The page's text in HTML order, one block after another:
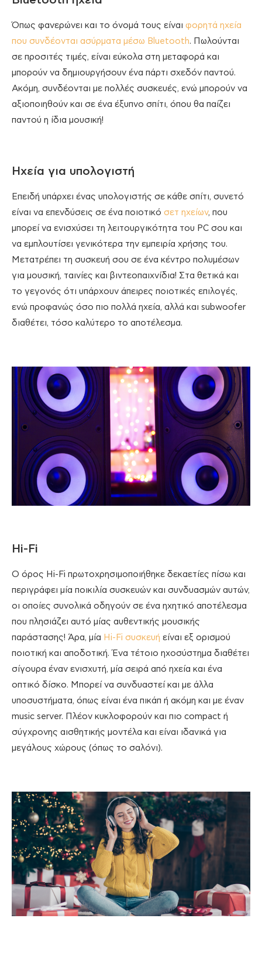
Όπως φανερώνει και το όνομά τους είναι φορητά ηχεία
που συνδέονται ασύρματα μέσω Bluetooth. Πωλούνται
σε προσιτές τιμές, είναι εύκολα στη μεταφορά και
μπορούν να δημιουργήσουν ένα πάρτι σχεδόν παντού.
Ακόμη, συνδέονται με πολλές συσκευές, ενώ μπορούν να
αξιοποιηθούν και σε ένα έξυπνο σπίτι, όπου θα παίζει
παντού η ίδια μουσική!
Ηχεία για υπολογιστή
Επειδή υπάρχει ένας υπολογιστής σε κάθε σπίτι, συνετό
είναι να επενδύσεις σε ένα ποιοτικό σετ ηχείων, που
μπορεί να ενισχύσει τη λειτουργικότητα του PC σου και
να εμπλουτίσει γενικότερα την εμπειρία χρήσης του.
Μετατρέπει τη συσκευή σου σε ένα κέντρο πολυμέσων
για μουσική, ταινίες και βιντεοπαιχνίδια! Στα θετικά και
το γεγονός ότι υπάρχουν άπειρες ποιοτικές επιλογές,
ενώ προφανώς όσο πιο πολλά ηχεία, αλλά και subwoofer
διαθέτει, τόσο καλύτερο το αποτέλεσμα.
Hi-Fi
Ο όρος Hi-Fi πρωτοχρησιμοποιήθηκε δεκαετίες πίσω και
περιγράφει μία ποικιλία συσκευών και συνδυασμών αυτών,
οι οποίες συνολικά οδηγούν σε ένα ηχητικό αποτέλεσμα
που πλησιάζει αυτό μίας αυθεντικής μουσικής
παράστασης! Άρα, μία Hi-Fi συσκευή είναι εξ ορισμού
ποιοτική και αποδοτική. Ένα τέτοιο ηχοσύστημα διαθέτει
σίγουρα έναν ενισχυτή, μία σειρά από ηχεία και ένα
οπτικό δίσκο. Μπορεί να συνδυαστεί και με άλλα
υποσυστήματα, όπως είναι ένα πικάπ ή ακόμη και με έναν
music server. Πλέον κυκλοφορούν και πιο compact ή
σύγχρονης αισθητικής μοντέλα και είναι ιδανικά για
μεγάλους χώρους (όπως το σαλόνι).